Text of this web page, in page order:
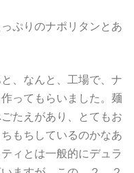
ぷりのナポリタンとあ
、なんと、工場で、ナ
ってもらいました。麺
たえがあり、とてもお
もちしているのかなあ
ィとは一般的にデュラ